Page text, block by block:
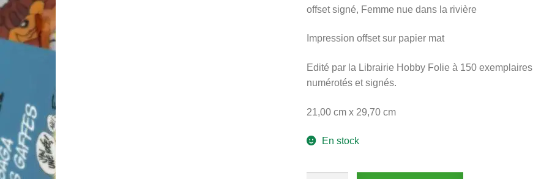
offset signé, Femme nue dans la rivière
Impression offset sur papier mat
Edité par la Librairie Hobby Folie à 150 exemplaires
numérotés et signés.
21,00 cm x 29,70 cm
En stock